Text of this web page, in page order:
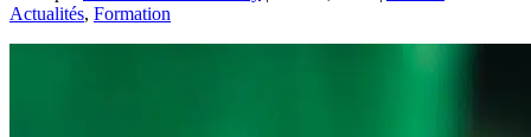
Actualités, Formation